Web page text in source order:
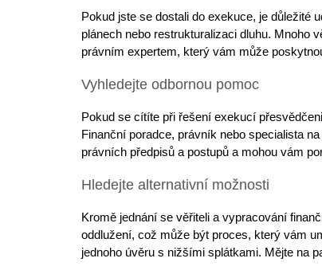
Pokud jste se dostali do exekuce, je důležité
plánech nebo restrukturalizaci dluhu. Mnoho
právním expertem, který vám může
Vyhledejte odbornou pomoc
Pokud se cítíte při řešení exekucí
Finanční poradce, právník nebo specialista
právních předpisů a postupů a mohou vám
Hledejte alternativní možnosti
Kromě jednání se věřiteli a vypracování
oddlužení, což může být proces, který vám
jednoho úvěru s nižšími splátkami. Mějte na